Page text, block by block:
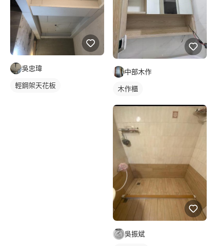
吳忠瑋
輕鋼架天花板
中部木作
木作櫃
吳振斌